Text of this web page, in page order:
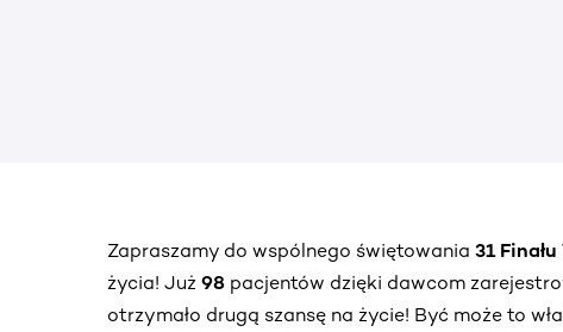
Zapraszamy do wspólnego świętowania 31
życia! Już 98 pacjentów dzięki dawcom
otrzymało drugą szansę na życie! Być może to